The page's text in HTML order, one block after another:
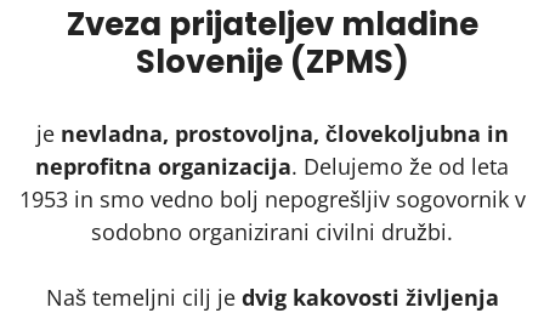
Zveza prijateljev mladine
Slovenije (ZPMS)
je nevladna, prostovoljna, človekoljubna in
neprofitna organizacija. Delujemo že od leta
1953 in smo vedno bolj nepogrešljiv sogovornik v
sodobno organizirani civilni družbi.
Naš temeljni cilj je dvig kakovosti življenja